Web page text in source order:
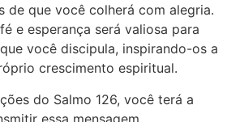
de que você colherá com alegria.
e esperança será valiosa para
você discipula, inspirando-os a
crescimento espiritual.
do Salmo 126, você terá a
essa mensagem